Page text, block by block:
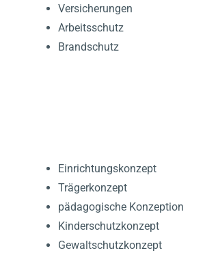
Versicherungen
Arbeitsschutz
Brandschutz
Einrichtungskonzept
Trägerkonzept
pädagogische Konzeption
Kinderschutzkonzept
Gewaltschutzkonzept